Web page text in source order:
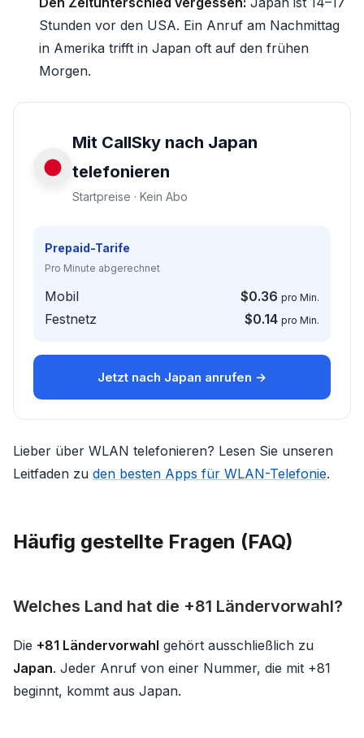
Stunden vor den USA. Ein Anruf am Nachmittag
in Amerika trifft in Japan oft auf den frühen
Morgen.
Mit CallSky nach Japan
telefonieren
Startpreise · Kein Abo
Prepaid-Tarife
Pro Minute abgerechnet
Mobil $0.36 pro Min.
Festnetz $0.14 pro Min.
Jetzt nach Japan anrufen →
Lieber über WLAN telefonieren? Lesen Sie unseren
Leitfaden zu den besten Apps für WLAN-Telefonie.
Häufig gestellte Fragen (FAQ)
Welches Land hat die +81 Ländervorwahl?
Die +81 Ländervorwahl gehört ausschließlich zu
Japan. Jeder Anruf von einer Nummer, die mit +81
beginnt, kommt aus Japan.